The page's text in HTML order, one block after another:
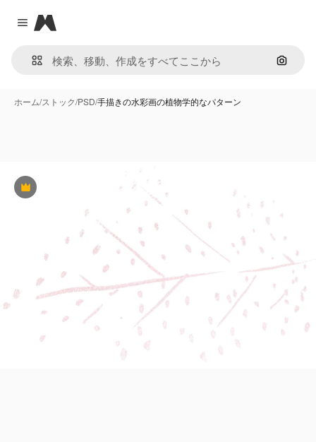
Close menu
Magnific
画像で
ホーム/ストック/PSD/手描きの水彩画の植物学的なパターン
Premium